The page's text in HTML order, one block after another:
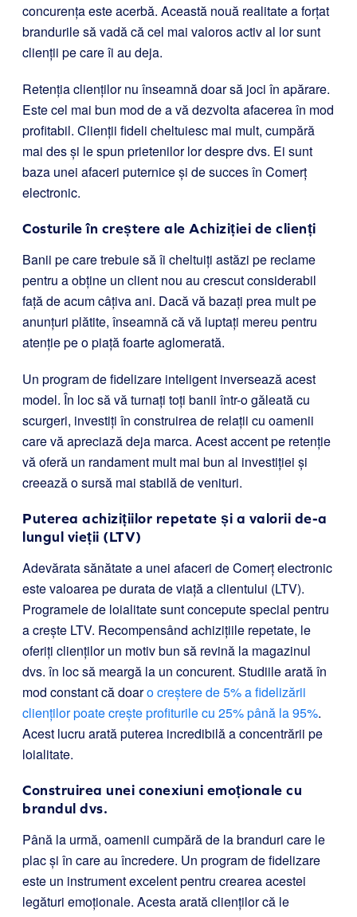
concurența este acerbă. Această nouă realitate a forțat
brandurile să vadă că cel mai valoros activ al lor sunt
clienții pe care îi au deja.
Retenția clienților nu înseamnă doar să joci în apărare.
Este cel mai bun mod de a vă dezvolta afacerea în mod
profitabil. Clienții fideli cheltuiesc mai mult, cumpără
mai des și le spun prietenilor lor despre dvs. Ei sunt
baza unei afaceri puternice și de succes în Comerț
electronic.
Costurile în creștere ale Achiziției de clienți
Banii pe care trebuie să îi cheltuiți astăzi pe reclame
pentru a obține un client nou au crescut considerabil
față de acum câțiva ani. Dacă vă bazați prea mult pe
anunțuri plătite, înseamnă că vă luptați mereu pentru
atenție pe o piață foarte aglomerată.
Un program de fidelizare inteligent inversează acest
model. În loc să vă turnați toți banii într-o găleată cu
scurgeri, investiți în construirea de relații cu oamenii
care vă apreciază deja marca. Acest accent pe retenție
vă oferă un randament mult mai bun al investiției și
creează o sursă mai stabilă de venituri.
Puterea achizițiilor repetate și a valorii de-a
lungul vieții (LTV)
Adevărata sănătate a unei afaceri de Comerț electronic
este valoarea pe durata de viață a clientului (LTV).
Programele de loialitate sunt concepute special pentru
a crește LTV. Recompensând achizițiile repetate, le
oferiți clienților un motiv bun să revină la magazinul
dvs. în loc să meargă la un concurent. Studiile arată în
mod constant că doaro creștere de 5% a fidelizării
clienților poate crește profiturile cu 25% până la 95%.
Acest lucru arată puterea incredibilă a concentrării pe
loialitate.
Construirea unei conexiuni emoționale cu
brandul dvs.
Până la urmă, oamenii cumpără de la branduri care le
plac și în care au încredere. Un program de fidelizare
este un instrument excelent pentru crearea acestei
legături emoționale. Acesta arată clienților că le